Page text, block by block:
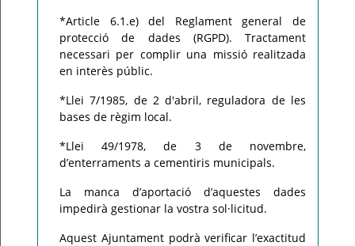
*Article 6.1.e) del Reglament general de
protecció de dades (RGPD). Tractament
necessari per complir una missió realitzada
en interès públic.
*Llei 7/1985, de 2 d'abril, reguladora de les
bases de règim local.
*Llei 49/1978, de 3 de novembre,
d’enterraments a cementiris municipals.
La manca d’aportació d’aquestes dades
impedirà gestionar la vostra sol·licitud.
Aquest Ajuntament podrà verificar l’exactitud